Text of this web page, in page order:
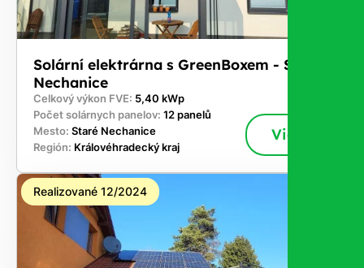
Solární elektrárna s GreenBoxem - Staré
Nechanice
Celkový výkon FVE: 5,40 kWp
Počet solárnych panelov: 12 panelů
Mesto: Staré Nechanice
Región: Královéhradecký kraj
Viac
Realizované 12/2024